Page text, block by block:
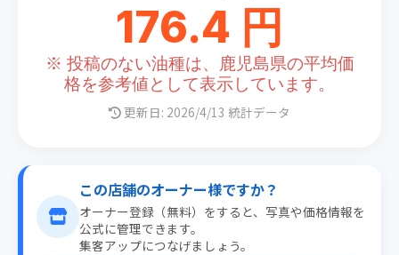
176.4 円
※ 投稿のない油種は、鹿児島県の平均価
格を参考値として表示しています。
更新日: 2026/4/13 統計データ
この店舗のオーナー様ですか？
オーナー登録（無料）をすると、写真や価格情報を
公式に管理できます。
集客アップにつなげましょう。